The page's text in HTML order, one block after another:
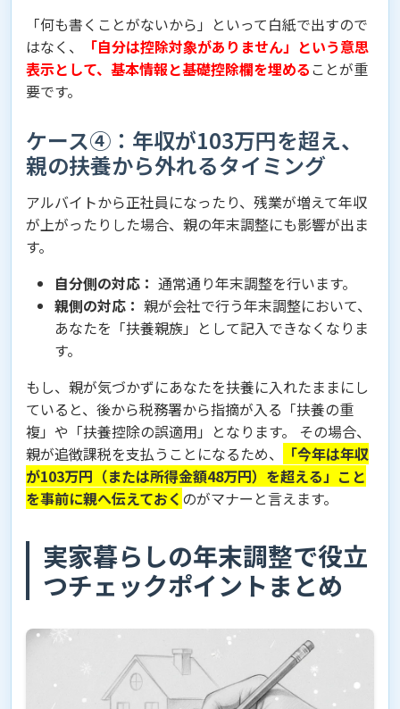
「何も書くことがないから」といって白紙で出すので
はなく、
「自分は控除対象がありません」という意思
表示として、基本情報と基礎控除欄を埋める ことが重
要です。
ケース④：年収が103万円を超え、
親の扶養から外れるタイミング
アルバイトから正社員になったり、残業が増えて年収
が上がったりした場合、親の年末調整にも影響が出ま
す。
自分側の対応： 通常通り年末調整を行います。
親側の対応： 親が会社で行う年末調整において、
あなたを「扶養親族」として記入できなくなりま
す。
もし、親が気づかずにあなたを扶養に入れたままにし
ていると、後から税務署から指摘が入る「扶養の重
複」や「扶養控除の誤適用」となります。 その場合、
親が追徴課税を支払うことになるため、
「今年は年収
が103万円（または所得金額48万円）を超える」こと
を事前に親へ伝えておく のがマナーと言えます。
実家暮らしの年末調整で役立
つチェックポイントまとめ